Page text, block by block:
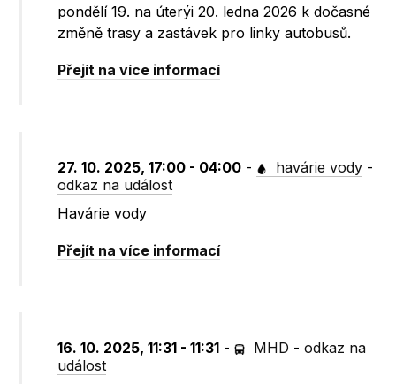
pondělí 19. na úterýi 20. ledna 2026 k dočasné
změně trasy a zastávek pro linky autobusů.
Přejít na více informací
27. 10. 2025, 17:00 - 04:00 - havárie vody -
odkaz na událost
Havárie vody
Přejít na více informací
16. 10. 2025, 11:31 - 11:31 - MHD -odkaz na
událost